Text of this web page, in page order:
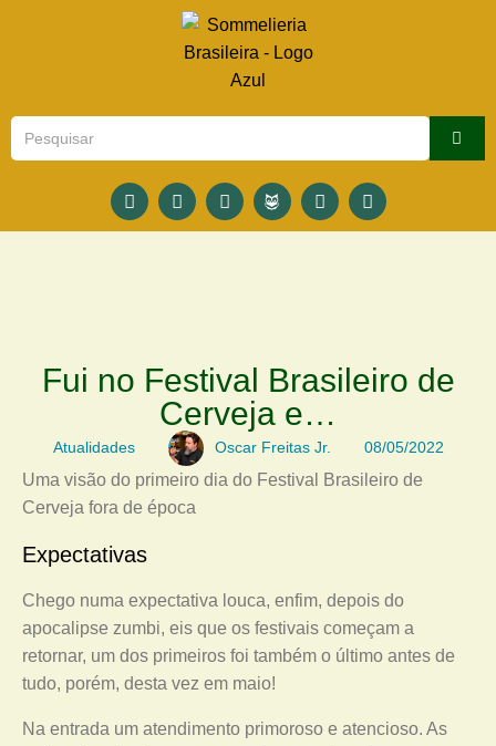
Fui no Festival Brasileiro de
Cerveja e…
Atualidades Oscar Freitas Jr. 08/05/2022
Uma visão do primeiro dia do Festival Brasileiro de
Cerveja fora de época
Expectativas
Chego numa expectativa louca, enfim, depois do
apocalipse zumbi, eis que os festivais começam a
retornar, um dos primeiros foi também o último antes de
tudo, porém, desta vez em maio!
Na entrada um atendimento primoroso e atencioso. As